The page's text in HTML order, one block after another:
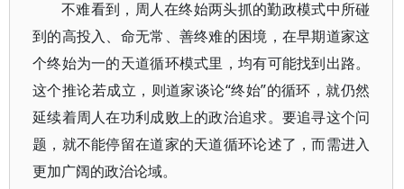
不难看到，周人在终始两头抓的勤政模式中所碰
到的高投入、命无常、善终难的困境，在早期道家这
个终始为一的天道循环模式里，均有可能找到出路。
这个推论若成立，则道家谈论“终始”的循环，就仍然
延续着周人在功利成败上的政治追求。要追寻这个问
题，就不能停留在道家的天道循环论述了，而需进入
更加广阔的政治论域。